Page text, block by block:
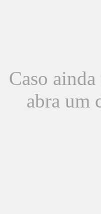
Caso
abra um